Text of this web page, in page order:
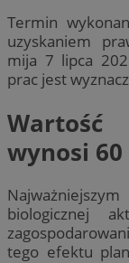
Termin
uzyskaniem
mija 7 lipca
prac jest
wynosi 60
biologicznej
tego efektu